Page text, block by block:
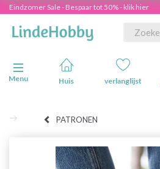
Eindzomer Sale - Bespaar tot 50% - klik hier
Navigatie in-/uitschakelen
Menu
Huis verlanglijst
PATRONEN